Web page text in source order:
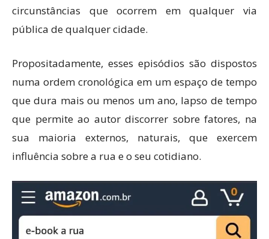
circunstâncias que ocorrem em qualquer via
pública de qualquer cidade.
Propositadamente, esses episódios são dispostos
numa ordem cronológica em um espaço de tempo
que dura mais ou menos um ano, lapso de tempo
que permite ao autor discorrer sobre fatores, na
sua maioria externos, naturais, que exercem
influência sobre a rua e o seu cotidiano.